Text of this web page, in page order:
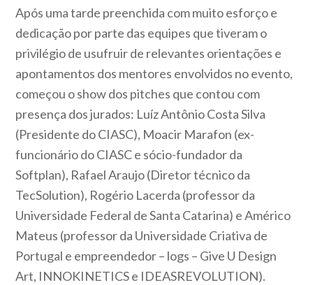
Após uma tarde preenchida com muito esforço e
dedicação por parte das equipes que tiveram o
privilégio de usufruir de relevantes orientações e
apontamentos dos mentores envolvidos no evento,
começou o show dos pitches que contou com
presença dos jurados: Luíz Antônio Costa Silva
(Presidente do CIASC), Moacir Marafon (ex-
funcionário do CIASC e sócio-fundador da
Softplan), Rafael Araujo (Diretor técnico da
TecSolution), Rogério Lacerda (professor da
Universidade Federal de Santa Catarina) e Américo
Mateus (professor da Universidade Criativa de
Portugal e empreendedor – logs – Give U Design
Art, INNOKINETICS e IDEASREVOLUTION).